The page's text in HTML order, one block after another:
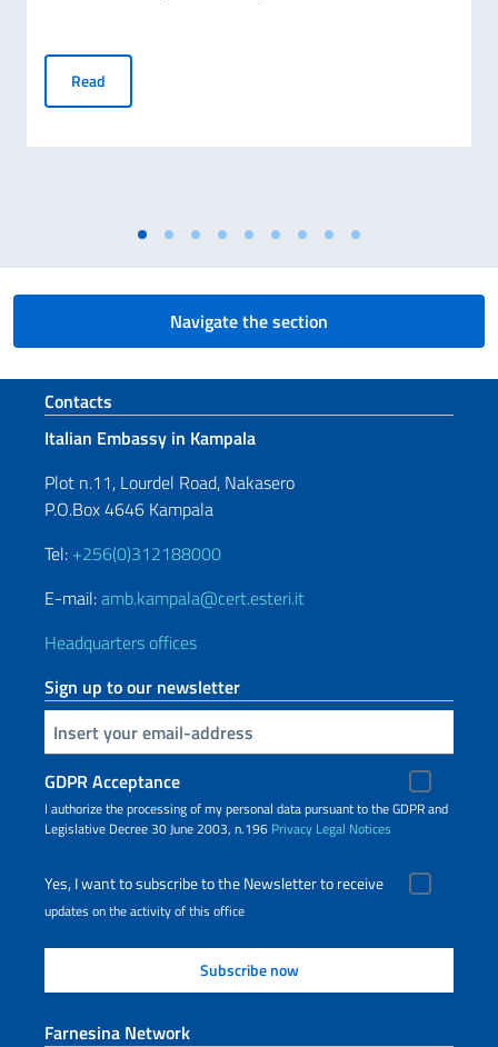
Read
Navigate the section
Footer section
Contacts
Italian Embassy in Kampala
Plot n.11, Lourdel Road, Nakasero
P.O.Box 4646 Kampala
Tel: +256(0)312188000
E-mail:amb.kampala@cert.esteri.it
Headquarters offices
Sign up to our newsletter
Insert your email
GDPR Acceptance
I authorize the processing of my personal data pursuant to the GDPR and
Legislative Decree 30 June 2003, n.196 Privacy Legal Notices
Yes, I want to subscribe to the Newsletter to receive
updates on the activity of this office
Farnesina Network